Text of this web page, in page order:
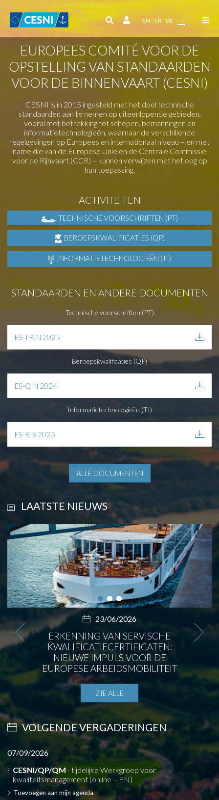
EN FR DE NL
EUROPEES COMITÉ VOOR DE
OPSTELLING VAN STANDAARDEN
VOOR DE BINNENVAART (CESNI)
CESNI is in 2015 ingesteld met het doel technische
standaarden aan te nemen op uiteenlopende gebieden,
vooral met betrekking tot schepen, bemanningen en
informatietechnologieën, waarnaar de verschillende
regelgevingen op Europees en internationaal niveau – en met
name die van de Europese Unie en de Centrale Commissie
voor de Rijnvaart (CCR) – kunnen verwijzen met het oog op
hun toepassing.
ACTIVITEITEN
TECHNISCHE VOORSCHRIFTEN (PT)
BEROEPSKWALIFICATIES (QP)
INFORMATIETECHNOLOGIEËN (TI)
STANDAARDEN EN ANDERE DOCUMENTEN
Technische voorschriften (PT)
ES-TRIN 2025
Beroepskwalificaties (QP)
ES-QIN 2024
Informatietechnologieën (TI)
ES-RIS 2025
ALLE DOCUMENTEN
LAATSTE NIEUWS
23/06/2026
ERKENNING VAN SERVISCHE
KWALIFICATIECERTIFICATEN:
NIEUWE IMPULS VOOR DE
EUROPESE ARBEIDSMOBILITEIT
ZIE ALLE
VOLGENDE VERGADERINGEN
07/09/2026
CESNI/QP/QM - tijdelijke Werkgroep voor
kwaliteitsmanagement (online – EN)
Toevoegen aan mijn agenda